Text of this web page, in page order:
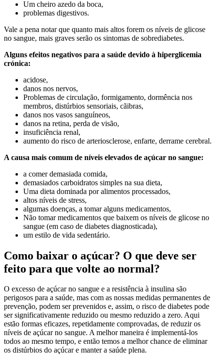
Um cheiro azedo da boca,
problemas digestivos.
Vale a pena notar que quanto mais altos forem os níveis de glicose
no sangue, mais graves serão os sintomas de sobrediabetes.
Alguns efeitos negativos para a saúde devido à hiperglicemia
crónica:
acidose,
danos nos nervos,
Problemas de circulação, formigamento, dormência nos
membros, distúrbios sensoriais, cãibras,
danos nos vasos sanguíneos,
danos na retina, perda de visão,
insuficiência renal,
aumento do risco de arteriosclerose, enfarte, derrame cerebral.
A causa mais comum de níveis elevados de açúcar no sangue:
a comer demasiada comida,
demasiados carboidratos simples na sua dieta,
Uma dieta dominada por alimentos processados,
altos níveis de stress,
algumas doenças, a tomar alguns medicamentos,
Não tomar medicamentos que baixem os níveis de glicose no
sangue (em caso de diabetes diagnosticada),
um estilo de vida sedentário.
Como baixar o açúcar? O que deve ser
feito para que volte ao normal?
O excesso de açúcar no sangue e a resistência à insulina são
perigosos para a saúde, mas com as nossas medidas permanentes de
prevenção, podem ser prevenidos e, assim, o risco de diabetes pode
ser significativamente reduzido ou mesmo reduzido a zero. Aqui
estão formas eficazes, repetidamente comprovadas, de reduzir os
níveis de açúcar no sangue. A melhor maneira é implementá-los
todos ao mesmo tempo, e então temos a melhor chance de eliminar
os distúrbios do açúcar e manter a saúde plena.